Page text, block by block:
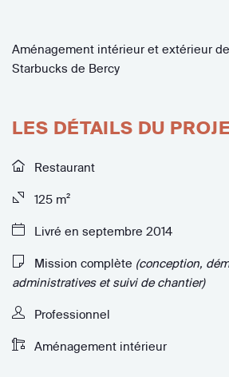
Aménagement intérieur et extérieur
Starbucks de Bercy
LES DÉTAILS DU
Restaurant
125 m²
Livré en septembre 2014
Mission complète (conception,
administratives et suivi de chantier)
Professionnel
Aménagement intérieur